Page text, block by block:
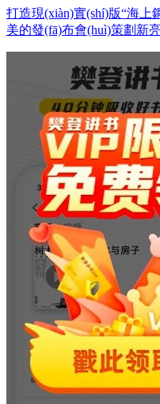
打造現(xiàn)實(shí)版“海上
美的發(fā)布會(huì)策劃新